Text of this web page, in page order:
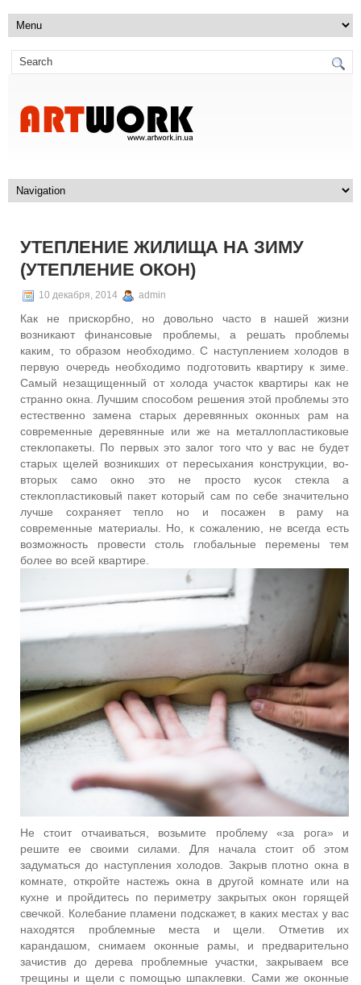
УТЕПЛЕНИЕ ЖИЛИЩА НА ЗИМУ
(УТЕПЛЕНИЕ ОКОН)
10 декабря, 2014 admin
Как не прискорбно, но довольно часто в нашей жизни
возникают финансовые проблемы, а решать проблемы
каким, то образом необходимо. С наступлением холодов в
первую очередь необходимо подготовить квартиру к зиме.
Самый незащищенный от холода участок квартиры как не
странно окна. Лучшим способом решения этой проблемы это
естественно замена старых деревянных оконных рам на
современные деревянные или же на металлопластиковые
стеклопакеты. По первых это залог того что у вас не будет
старых щелей возникших от пересыхания конструкции, во-
вторых само окно это не просто кусок стекла а
стеклопластиковый пакет который сам по себе значительно
лучше сохраняет тепло но и посажен в раму на
современные материалы. Но, к сожалению, не всегда есть
возможность провести столь глобальные перемены тем
более во всей квартире.
Не стоит отчаиваться, возьмите проблему «за рога» и
решите ее своими силами. Для начала стоит об этом
задуматься до наступления холодов. Закрыв плотно окна в
комнате, откройте настежь окна в другой комнате или на
кухне и пройдитесь по периметру закрытых окон горящей
свечкой. Колебание пламени подскажет, в каких местах у вас
находятся проблемные места и щели. Отметив их
карандашом, снимаем оконные рамы, и предварительно
зачистив до дерева проблемные участки, закрываем все
трещины и щели с помощью шпаклевки. Сами же оконные